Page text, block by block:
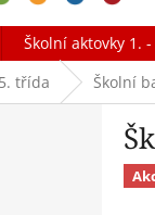
Školní aktovky 1.
třída Školní